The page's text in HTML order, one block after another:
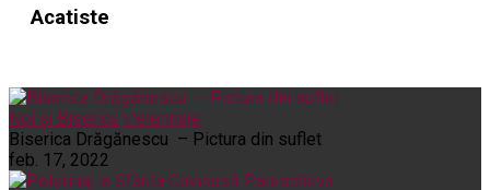
Acatiste
Noi și Biserica Pelerinaje
Biserica Drăgănescu – Pictura din suflet
feb. 17, 2022